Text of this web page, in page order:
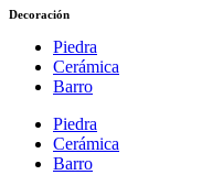
Decoración
Piedra
Cerámica
Barro
Piedra
Cerámica
Barro